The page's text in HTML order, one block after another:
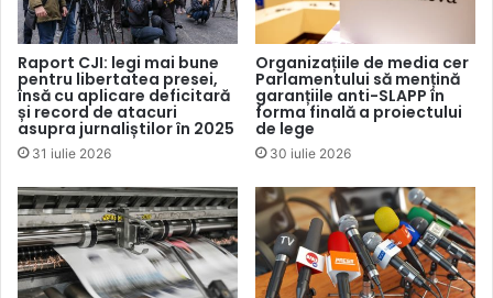
media.
Ea a ținut să precizeze că „în niciun caz acest proiect nu
creează mecanisme de cenzură sau de control la nivel
editorial și nu atribuie instituțiilor publice niciun fel de
media”.
Mai mulți deputați au adresat întrebări de clarificare cu
privire la aspecte precum viitorul registru al instituțiilor
Raport CJI: legi mai bune
pentru libertatea presei,
însă cu aplicare deficitară
și record de atacuri
asupra jurnaliștilor în 2025
31 iulie 2026
Organizațiile de media cer
Parlamentului să mențină
garanțiile anti-SLAPP în
forma finală a proiectului
de lege
30 iulie 2026